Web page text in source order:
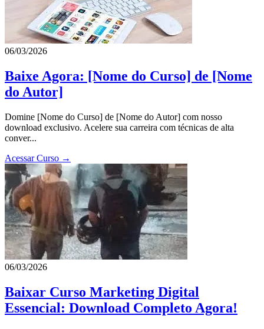
06/03/2026
Baixe Agora: [Nome do Curso] de [Nome
do Autor]
Domine [Nome do Curso] de [Nome do Autor] com nosso
download exclusivo. Acelere sua carreira com técnicas de alta
conver...
Acessar Curso →
06/03/2026
Baixar Curso Marketing Digital
Essencial: Download Completo Agora!